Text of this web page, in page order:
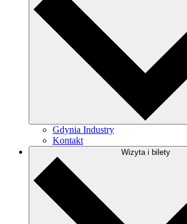
Gdynia Industry
Kontakt
Wizyta i bilety